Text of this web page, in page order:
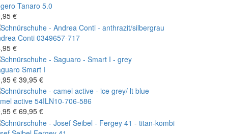
Tanaro 5.0
€
Conti 0349657-717
€
Smart I
€ 39,95 €
active 54ILN10-706-586
€ 69,95 €